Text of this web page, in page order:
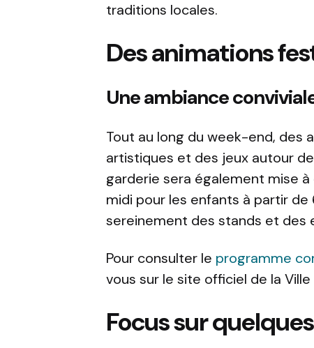
traditions locales.
Des animations
Une ambiance
Tout au long du week-end, des
artistiques et des jeux autour
garderie sera également mise
midi pour les enfants à partir
sereinement des stands et des
Pour consulter le programme
vous sur le site officiel de la Ville
Focus sur